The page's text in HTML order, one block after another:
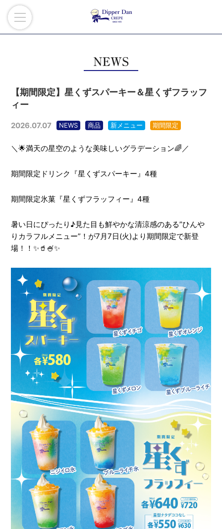
【期間限定】星くずスパーキー＆星くずフラッフ
ィー
2026.07.07 NEWS 商品 新メニュー 期間限定
＼🌟満天の星空のような美味しいグラデーション🌈／
期間限定ドリンク『星くずスパーキー』4種
期間限定氷菓『星くずフラッフィー』4種
暑い日にぴったり♪見た目も鮮やかな清涼感のある”ひんや
りカラフルメニュー”！が7月7日(火)より期間限定で新登
場！！✨🥤🍧✨